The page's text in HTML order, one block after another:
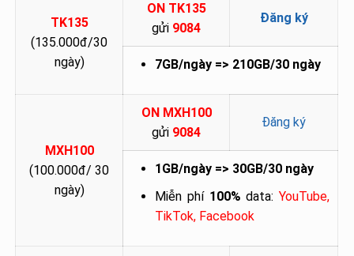
TK135
(135.000đ/30
ngày)
ON TK135
gửi 9084
Đăng ký
7GB/ngày => 210GB/30 ngày
MXH100
(100.000đ/ 30
ngày)
ON MXH100
gửi 9084
Đăng ký
1GB/ngày => 30GB/30 ngày
Miễn phí 100% data:YouTube,
TikTok, Facebook